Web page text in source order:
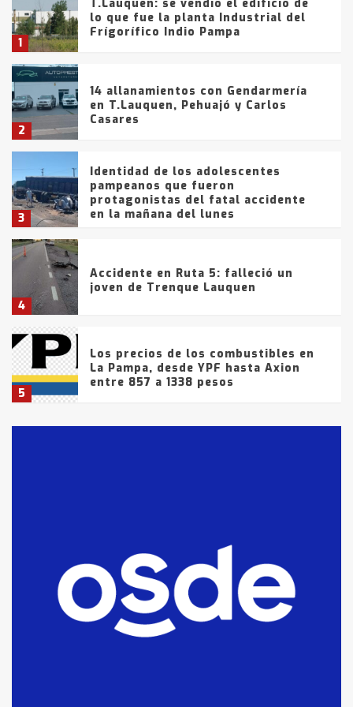
1
T.Lauquen: se vendió el edificio de
lo que fue la planta Industrial del
Frígorífico Indio Pampa
2
14 allanamientos con Gendarmería
en T.Lauquen, Pehuajó y Carlos
Casares
3
Identidad de los adolescentes
pampeanos que fueron
protagonistas del fatal accidente
en la mañana del lunes
4
Accidente en Ruta 5: falleció un
joven de Trenque Lauquen
5
Los precios de los combustibles en
La Pampa, desde YPF hasta Axion
entre 857 a 1338 pesos
fueron detenidos por
comercialización de drogas en la
tarde del sábado
T.Lauquen: se vendió el edificio de
lo que fue la planta Industrial del